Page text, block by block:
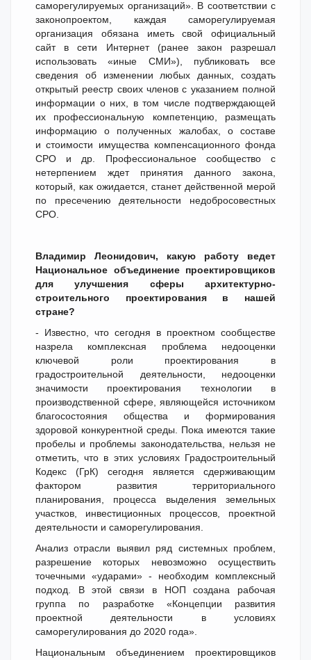
саморегулируемых организаций». В соответствии с
законопроектом, каждая саморегулируемая
организация обязана иметь свой официальный
сайт в сети Интернет (ранее закон разрешал
использовать «иные СМИ»), публиковать все
сведения об изменении любых данных, создать
открытый реестр своих членов с указанием полной
информации о них, в том числе подтверждающей
их профессиональную компетенцию, размещать
информацию о полученных жалобах, о составе
и стоимости имуще­ства компенсационного фонда
СРО и др. Профессиональное сообщество с
нетерпением ждет принятия данного закона,
который, как ожидается, станет действенной мерой
по пресечению деятельности недобросовестных
СРО.
Владимир Леонидович, какую работу ведет
Национальное объединение проектировщиков
для улучшения сферы архитектурно-
строительного проектирования в нашей
стране?
- Известно, что сегодня в проектном сообществе
назрела комплексная проблема недооценки
ключевой роли проектирования в
градостроительной деятельности, недооценки
значимости проектирования технологии в
производственной сфере, являющейся источником
благосостояния общества и формирования
здоровой конкурентной среды. Пока имеются такие
пробелы и проблемы законодательства, нельзя не
отметить, что в этих условиях Градостроительный
Кодекс (ГрК) сегодня является сдерживающим
фактором развития территориального
планирования, процесса выделения земельных
участков, инвестиционных процессов, проектной
деятельности и саморегулирования.
Анализ отрасли выявил ряд системных проблем,
разрешение которых невозможно осуществить
точечными «ударами» - необходим комплексный
подход. В этой связи в НОП создана рабочая
группа по разработке «Концепции развития
проектной деятельности в условиях
саморегулирования до 2020 года».
Национальным объединением проектировщиков